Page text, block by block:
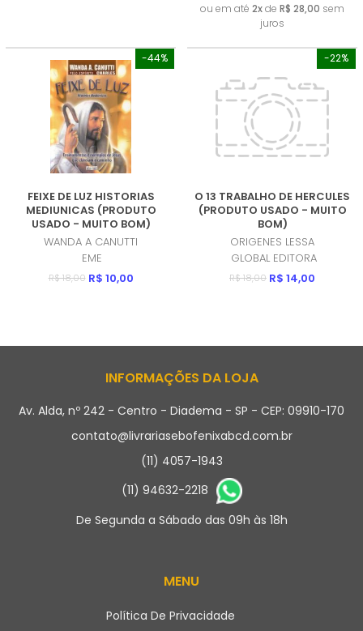
ou em até 2xde R$ 28,00 sem
juros
-44%
FEIXE DE LUZ HISTORIAS
MEDIUNICAS (PRODUTO
USADO - MUITO BOM)
WANDA A CANUTTI
EME
R$ 18,00 R$ 10,00
-22%
O 13 TRABALHO DE HERCULES
(PRODUTO USADO - MUITO
BOM)
ORIGENES LESSA
GLOBAL EDITORA
R$ 18,00 R$ 14,00
INFORMAÇÕES DA LOJA
Av. Alda, nº 242 - Centro - Diadema - SP - CEP: 09910-170
contato@livrariasebofenixabcd.com.br
(11) 4057-1943
(11) 94632-2218
De Segunda a Sábado das 09h às 18h
MENU
Política De Privacidade